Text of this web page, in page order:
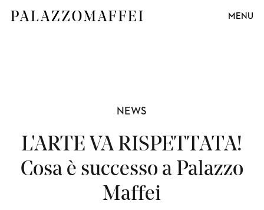
MENU
NEWS
L'ARTE VA RISPETTATA!
Cosa è successo a Palazzo
Maffei